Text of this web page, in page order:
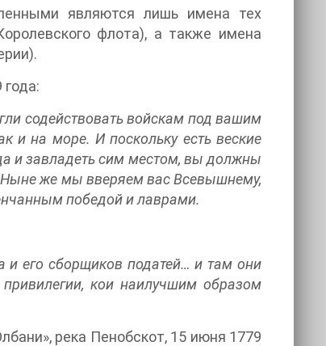
являются лишь имена тех
флота), а также имена
содействовать войскам под вашим
и на море. И поскольку есть веские
и завладеть сим местом, вы должны
Ныне же мы вверяем вас Всевышнему,
победой и лаврами.
и его сборщиков податей… и там они
кои наилучшим образом
река Пенобскот, 15 июня 1779